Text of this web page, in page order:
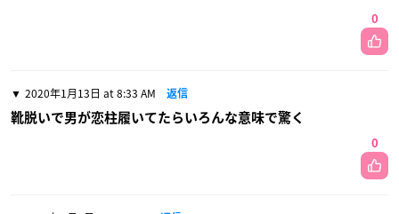
0
2020年1月13日 at 8:33 AM 返信
靴脱いで男が恋柱履いてたらいろんな意味で驚く
0